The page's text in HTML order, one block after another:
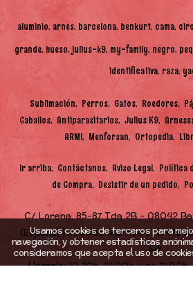
aluminio arnes barcelona benkurt cama
grande hueso julius-k9 my-family negro
identificativa raza
Sublimación Perros Gatos Roedores
Caballos Antiparasitarios Julius K9
ARMI
Menforsan Ortopedia
Ir arriba Contáctanos Aviso Legal Política
de Compra Desistir de un pedido
C/ Lorena, 85-87 Tda 2B - 08042
(España) | info@benkurt.es |747 448
522
Horario:10.30h-14.00h y de
Usamos cookies de terceros para
navegación, y obtener estadísticas
consideramos que acepta el uso de